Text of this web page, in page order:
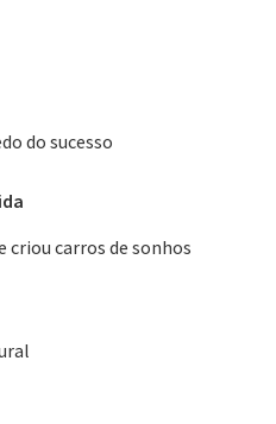
do sucesso
criou carros de sonhos